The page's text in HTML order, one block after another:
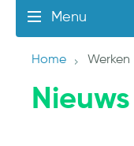
Menu
Home Werken
Nieuws